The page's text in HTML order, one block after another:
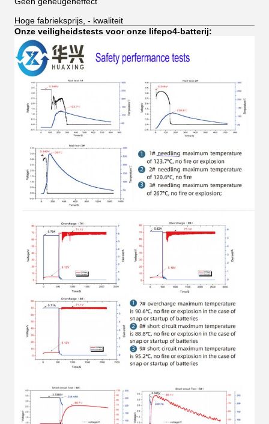
Hoge fabrieksprijs, - kwaliteit
Onze veiligheidstests voor onze lifepo4-batterij: